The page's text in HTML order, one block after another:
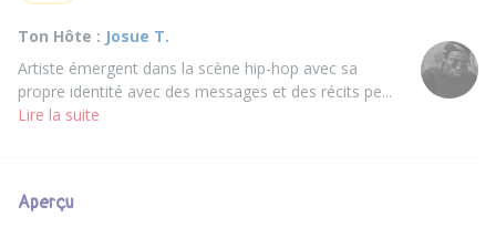
Ton Hôte : Josue T.
Artiste émergent dans la scène hip-hop avec sa
propre identité avec des messages et des récits pe...
Lire la suite
Aperçu